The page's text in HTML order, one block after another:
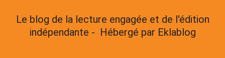
Le blog de la lecture engagée et de l'édition
indépendante - Hébergé par Eklablog